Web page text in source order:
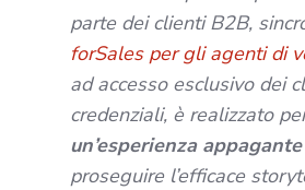
parte dei clienti B2B,
forSales per gli agenti di
ad accesso esclusivo dei
credenziali, è realizzato
un’esperienza appagante
proseguire l’efficace